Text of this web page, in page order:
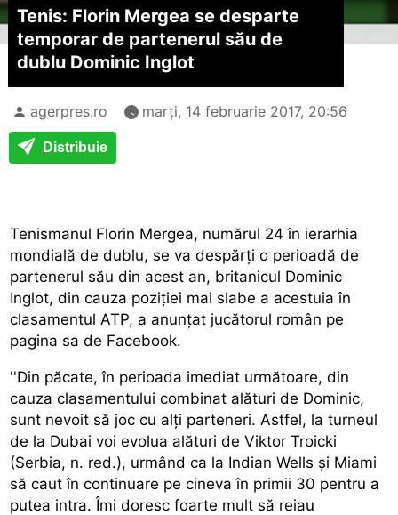
Tenis: Florin Mergea se desparte
temporar de partenerul său de
dublu Dominic Inglot
agerpres.ro marți, 14 februarie 2017, 20:56
Distribuie
Tenismanul Florin Mergea, numărul 24 în ierarhia
mondială de dublu, se va despărți o perioadă de
partenerul său din acest an, britanicul Dominic
Inglot, din cauza poziției mai slabe a acestuia în
clasamentul ATP, a anunțat jucătorul român pe
pagina sa de Facebook.
''Din păcate, în perioada imediat următoare, din
cauza clasamentului combinat alături de Dominic,
sunt nevoit să joc cu alți parteneri. Astfel, la turneul
de la Dubai voi evolua alături de Viktor Troicki
(Serbia, n. red.), urmând ca la Indian Wells și Miami
să caut în continuare pe cineva în primii 30 pentru a
putea intra. Îmi doresc foarte mult să reiau